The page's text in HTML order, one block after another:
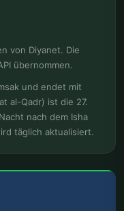
von Diyanet. Die
übernommen.
und endet mit
al-Qadr) ist die 27.
nach dem Isha
täglich aktualisiert.